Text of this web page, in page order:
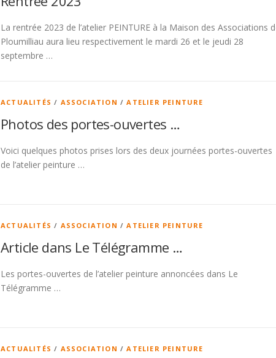
La rentrée 2023 de l’atelier PEINTURE à la Maison des Associations
Ploumilliau aura lieu respectivement le mardi 26 et le jeudi 28
septembre …
ACTUALITÉS / ASSOCIATION /ATELIER PEINTURE
Photos des portes-ouvertes …
Voici quelques photos prises lors des deux journées portes-ouvertes
de l’atelier peinture …
ACTUALITÉS / ASSOCIATION /ATELIER PEINTURE
Article dans Le Télégramme …
Les portes-ouvertes de l’atelier peinture annoncées dans Le
Télégramme …
ACTUALITÉS / ASSOCIATION /ATELIER PEINTURE